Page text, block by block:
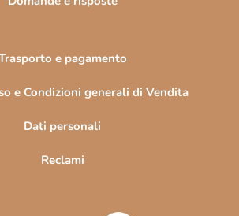
e pagamento
e Condizioni generali di Vendita
Dati personali
Reclami